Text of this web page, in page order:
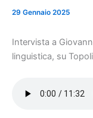
29 Gennaio 2025
Intervista a
linguistica, su